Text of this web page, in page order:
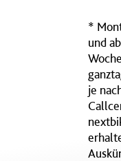
*
und
je